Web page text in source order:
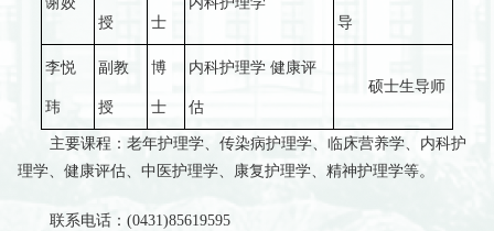
授 士 导
李悦
玮
副教
授
博
士
内科护理学 健康评
估
硕士生导师
主要课程：老年护理学、传染病护理学、临床营养学、内科护
理学、健康评估、中医护理学、康复护理学、精神护理学等。
联系电话：(0431)85619595